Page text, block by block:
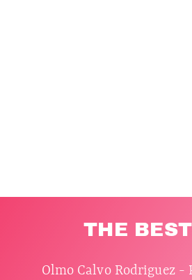
THE
Olmo Calvo Rodriguez -